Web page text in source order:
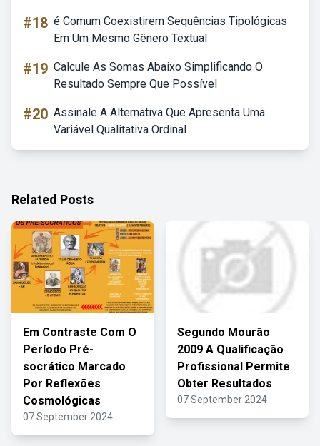
#18 é Comum Coexistirem Sequências Tipológicas
Em Um Mesmo Gênero Textual
#19 Calcule As Somas Abaixo Simplificando O
Resultado Sempre Que Possível
#20 Assinale A Alternativa Que Apresenta Uma
Variável Qualitativa Ordinal
Related Posts
Em Contraste Com O
Período Pré-
socrático Marcado
Por Reflexões
Cosmológicas
07 September 2024
Segundo Mourão
2009 A Qualificação
Profissional Permite
Obter Resultados
07 September 2024